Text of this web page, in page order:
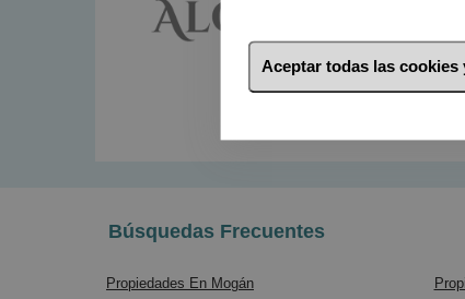
Búsquedas Frecuentes
Propiedades En Mogán
Aceptar todas las cookies